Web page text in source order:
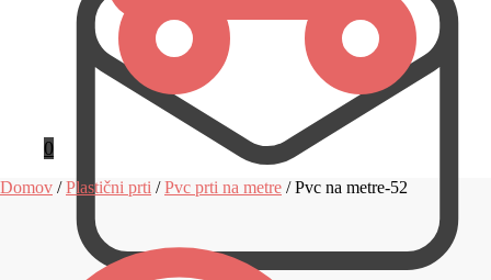
0
Domov /Plastični prti /Pvc prti na metre /Pvc na metre-52